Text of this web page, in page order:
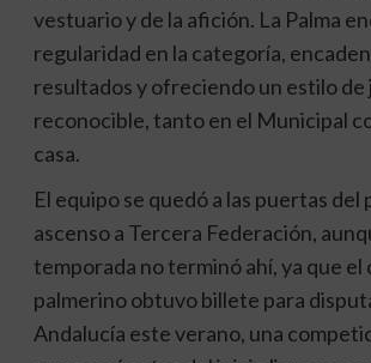
vestuario y de la afición. La Palma
regularidad en la categoría,
resultados y ofreciendo un estilo de
reconocible, tanto en el Municipal
casa.
El equipo se quedó a las puertas del
ascenso a Tercera Federación,
temporada no terminó ahí, ya que
palmerino obtuvo billete para
Andalucía este verano, una